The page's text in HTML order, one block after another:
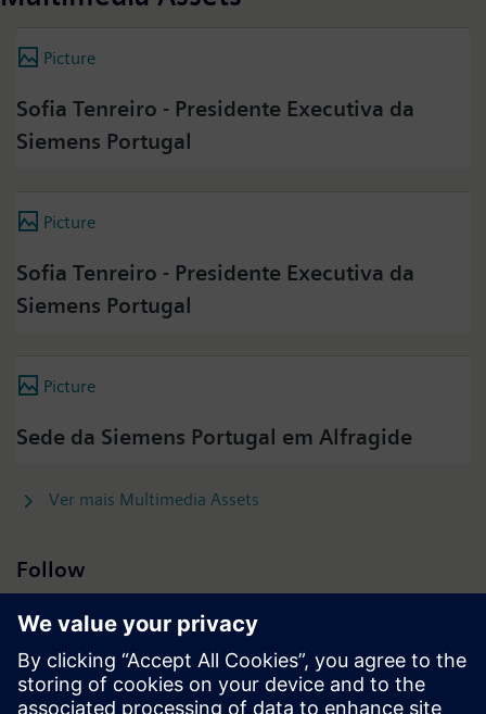
Picture
Sofia Tenreiro - Presidente Executiva da
Siemens Portugal
Picture
Sofia Tenreiro - Presidente Executiva da
Siemens Portugal
Picture
Sede da Siemens Portugal em Alfragide
Ver mais Multimedia Assets
Follow